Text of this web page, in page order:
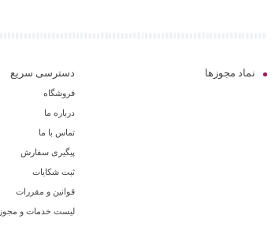
نماد مجوزها دسترسی سریع
فروشگاه
درباره ما
تماس با ما
پیگیری سفارش
ثبت شکایات
قوانین و مقررات
لیست خدمات و